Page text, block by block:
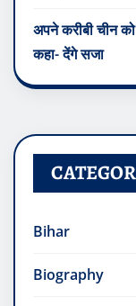
अपने करीबी चीन को
कहा- देंगे सजा
Bihar
Biography